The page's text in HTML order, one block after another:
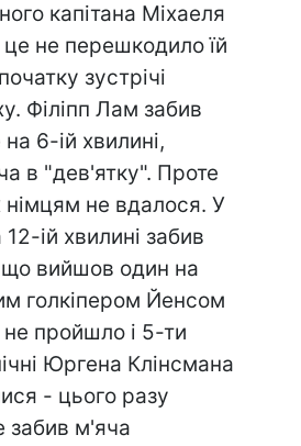
капітана Міхаеля
не перешкодило їй
зустрічі
Філіпп Лам забив
6-ій хвилині,
в "дев'ятку". Проте
німцям не вдалося. У
12-ій хвилині забив
вийшов один на
голкіпером Йенсом
пройшло і 5-ти
Юргена Клінсмана
- цього разу
забив м'яча